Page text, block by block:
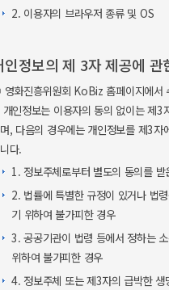
2. 이용자의 브라우저 종류 및 OS
인정보의 제 3자 제공에 관
화진흥위원회 KoBiz 홈페이지에서
개인정보는 이용자의 동의 없이는 제3
, 다음의 경우에는 개인정보를 제3자
다.
1. 정보주체로부터 별도의 동의를 받
2. 법률에 특별한 규정이 있거나 법
기 위하여 불가피한 경우
3. 공공기관이 법령 등에서 정하는
위하여 불가피한 경우
4. 정보주체 또는 제3자의 급박한 생